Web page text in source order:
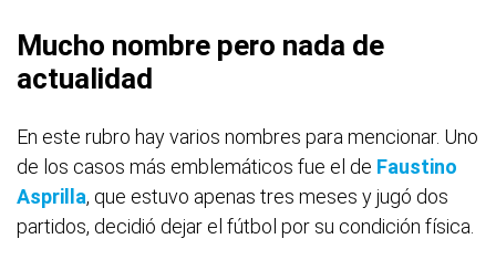
Mucho nombre pero nada de
actualidad
En este rubro hay varios nombres para mencionar. Uno
de los casos más emblemáticos fue el de Faustino
Asprilla, que estuvo apenas tres meses y jugó dos
partidos, decidió dejar el fútbol por su condición física.